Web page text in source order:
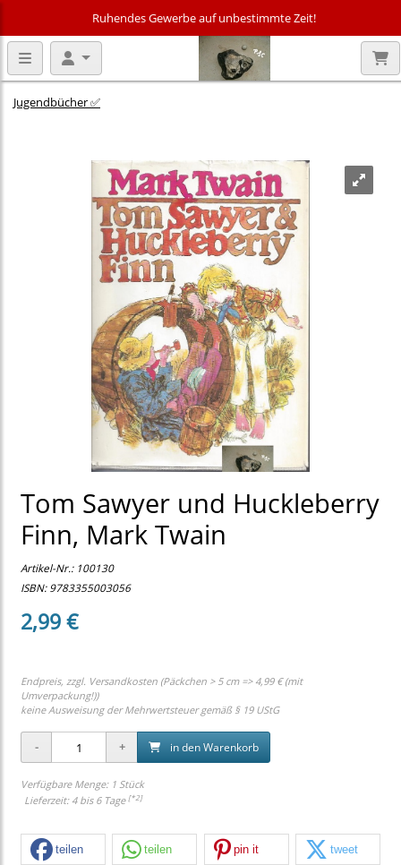
Ruhendes Gewerbe auf unbestimmte Zeit!
Jugendbücher ✅
Tom Sawyer und Huckleberry
Finn, Mark Twain
Artikel-Nr.: 100130
ISBN: 9783355003056
2,99 €
Endpreis, zzgl. Versandkosten (Päckchen > 5 cm => 4,99 € (mit
Umverpackung!))
keine Ausweisung der Mehrwertsteuer gemäß § 19 UStG
in den Warenkorb
Verfügbare Menge: 1 Stück
Lieferzeit: 4 bis 6 Tage [*2]
teilen teilen pin it tweet